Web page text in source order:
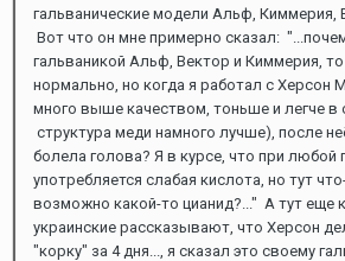
гальванические модели Альф, Киммерия,
Вот что он мне примерно сказал:
гальваникой Альф, Вектор и Киммерия,
нормально, но когда я работал с Херсон
много выше качеством, тоньше и легче в
структура меди намного лучше), после
болела голова? Я в курсе, что при любой
употребляется слабая кислота, но тут
возможно какой-то цианид?..." А тут еще
украинские рассказывают, что Херсон
"корку" за 4 дня..., я сказал это своему